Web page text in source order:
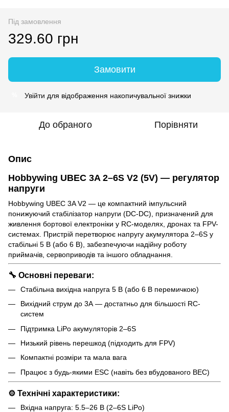
Під замовлення
329.60 грн
Замовити
Увійти для відображення накопичувальної знижки
До обраного Порівняти
Опис
Hobbywing UBEC 3A 2–6S V2 (5V) — регулятор
напруги
Hobbywing UBEC 3A V2 — це компактний імпульсний
понижуючий стабілізатор напруги (DC-DC), призначений для
живлення бортової електроніки у RC-моделях, дронах та FPV-
системах. Пристрій перетворює напругу акумулятора 2–6S у
стабільні 5 В (або 6 В), забезпечуючи надійну роботу
приймачів, сервоприводів та іншого обладнання.
🔧 Основні переваги:
Стабільна вихідна напруга 5 В (або 6 В перемичкою)
Вихідний струм до 3А — достатньо для більшості RC-
систем
Підтримка LiPo акумуляторів 2–6S
Низький рівень перешкод (підходить для FPV)
Компактні розміри та мала вага
Працює з будь-якими ESC (навіть без вбудованого BEC)
⚙️ Технічні характеристики:
Вхідна напруга: 5.5–26 В (2–6S LiPo)